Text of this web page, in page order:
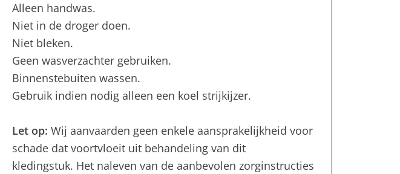
Alleen handwas.
Niet in de droger doen.
Niet bleken.
Geen wasverzachter gebruiken.
Binnenstebuiten wassen.
Gebruik indien nodig alleen een koel strijkijzer.
Let op: Wij aanvaarden geen enkele aansprakelijkheid voor
schade dat voortvloeit uit behandeling van dit
kledingstuk. Het naleven van de aanbevolen zorginstructies